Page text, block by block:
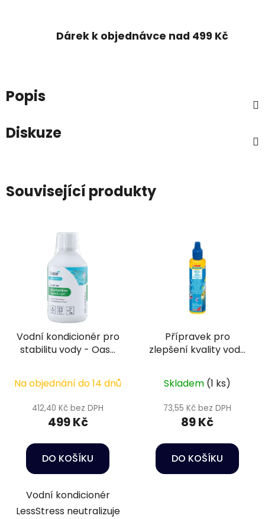
Dárek k objednávce nad 499 Kč
Popis
Diskuze
Související produkty
Vodní kondicionér pro
stabilitu vody - Oase
Na objednání do 14 dnů
412,40 Kč bez DPH
499 Kč
DO KOŠÍKU
Vodní kondicionér
LessStress neutralizuje
Přípravek pro
zlepšení kvality vody
- Sera Aquatan 50 ml
Skladem (1 ks)
73,55 Kč bez DPH
89 Kč
DO KOŠÍKU